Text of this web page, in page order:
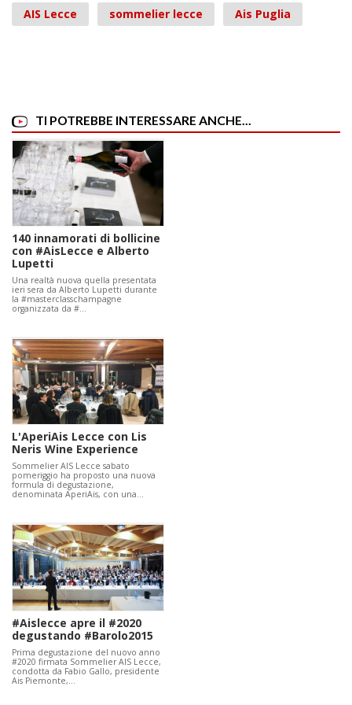
AIS Lecce
sommelier lecce Ais Puglia
TI POTREBBE INTERESSARE ANCHE...
140 innamorati di bollicine
con #AisLecce e Alberto
Lupetti
Una realtà nuova quella presentata
ieri sera da Alberto Lupetti durante
la #masterclasschampagne
organizzata da #…
L'AperiAis Lecce con Lis
Neris Wine Experience
Sommelier AIS Lecce sabato
pomeriggio ha proposto una nuova
formula di degustazione,
denominata AperiAis, con una…
#Aislecce apre il #2020
degustando #Barolo2015
Prima degustazione del nuovo anno
#2020 firmata Sommelier AIS Lecce,
condotta da Fabio Gallo, presidente
Ais Piemonte,…